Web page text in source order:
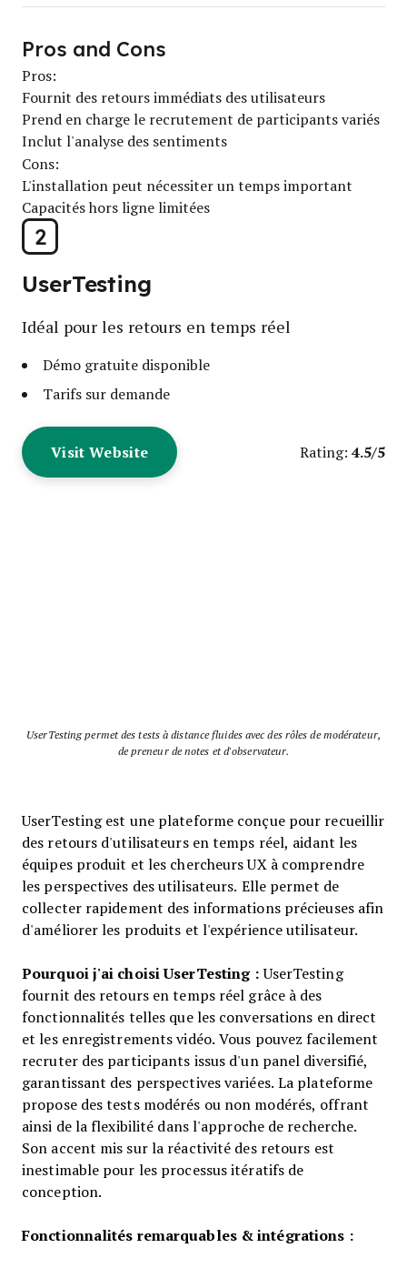
2
UserTesting
Idéal pour les retours en temps réel
Démo gratuite disponible
Tarifs sur demande
Visit Website Rating: 4.5/5
UserTesting permet des tests à distance fluides avec des rôles de modérateur,
de preneur de notes et d'observateur.
UserTesting est une plateforme conçue pour recueillir
des retours d'utilisateurs en temps réel, aidant les
équipes produit et les chercheurs UX à comprendre
les perspectives des utilisateurs. Elle permet de
collecter rapidement des informations précieuses afin
d'améliorer les produits et l'expérience utilisateur.
Pourquoi j'ai choisi UserTesting :UserTesting
fournit des retours en temps réel grâce à des
fonctionnalités telles que les conversations en direct
et les enregistrements vidéo. Vous pouvez facilement
recruter des participants issus d'un panel diversifié,
garantissant des perspectives variées. La plateforme
propose des tests modérés ou non modérés, offrant
ainsi de la flexibilité dans l'approche de recherche.
Son accent mis sur la réactivité des retours est
inestimable pour les processus itératifs de
conception.
Fonctionnalités remarquables & intégrations :
Pros and Cons
Pros:
Fournit des retours immédiats des utilisateurs
Prend en charge le recrutement de participants variés
Inclut l'analyse des sentiments
Cons:
L'installation peut nécessiter un temps important
Capacités hors ligne limitées